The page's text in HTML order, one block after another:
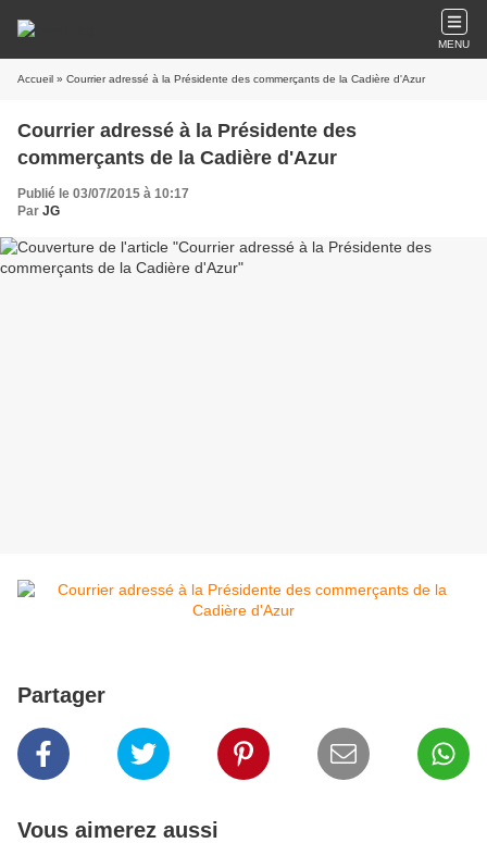
MENU
Accueil » Courrier adressé à la Présidente des commerçants de la Cadière d'Azur
Courrier adressé à la Présidente des
commerçants de la Cadière d'Azur
Publié le 03/07/2015 à 10:17
Par JG
Partager
Vous aimerez aussi